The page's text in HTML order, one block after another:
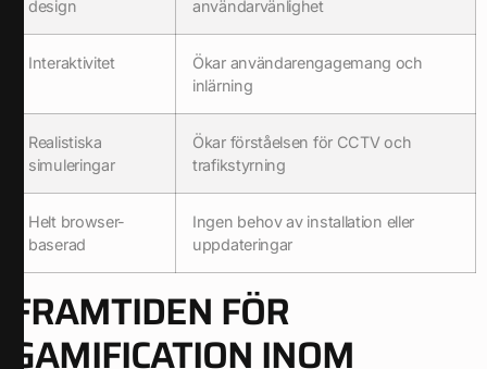
design användarvänlighet
Interaktivitet
Ökar användarengagemang och
inlärning
Realistiska
simuleringar
Ökar förståelsen för CCTV och
trafikstyrning
Helt browser-
baserad
Ingen behov av installation eller
uppdateringar
FRAMTIDEN FÖR
GAMIFICATION INOM